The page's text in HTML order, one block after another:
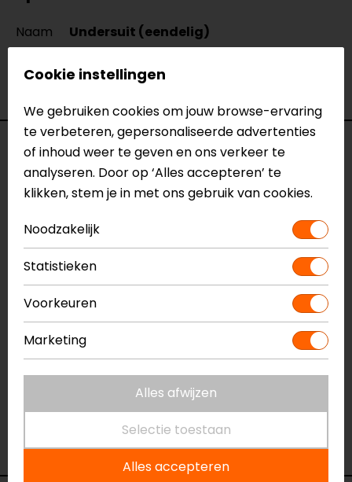
Naam
Undersuit (eendelig)
Model
JHS00211
Merk
CLAW
Reviews (2)
25-05-2026
Neemt alle zweet op. Koelt ook wel redelijk.
- Weijman
13-05-2026
aan en uit te trekken en ook helpt het met het
aantrekken van een leder motorpak!
Cookie instellingen
We gebruiken cookies om jouw browse-ervaring
te verbeteren, gepersonaliseerde advertenties
of inhoud weer te geven en ons verkeer te
analyseren. Door op ‘Alles accepteren’ te
klikken, stem je in met ons gebruik van cookies.
Noodzakelijk
Statistieken
Voorkeuren
Marketing
Alles afwijzen
Selectie toestaan
Alles accepteren